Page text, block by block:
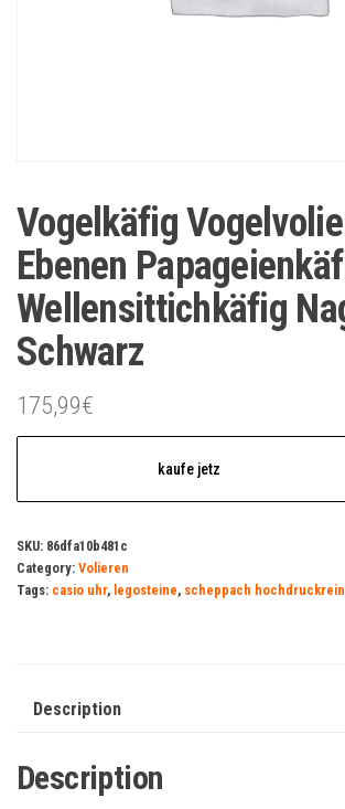
Vogelkäfig
Ebenen
Wellensittichkäfig
Schwarz
175,99€
kaufe jetz
SKU: 86dfa10b481c
Category: Volieren
Tags: casio uhr, legosteine, scheppach
Description
Description